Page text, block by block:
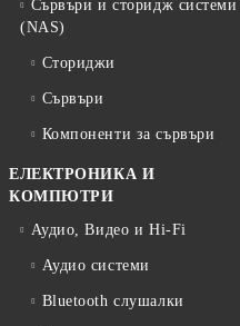
Сървъри и сторидж системи
(NAS)
Сториджи
Сървъри
Компоненти за сървъри
ЕЛЕКТРОНИКА И
КОМПЮТРИ
Аудио, Видео и Hi-Fi
Аудио системи
Bluetooth слушалки